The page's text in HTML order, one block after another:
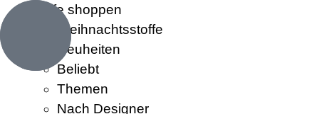
Stoffe shoppen
Weihnachtsstoffe
Neuheiten
Beliebt
Themen
Nach Designer